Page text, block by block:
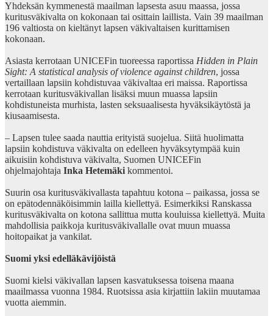
Yhdeksän kymmenestä maailman lapsesta asuu maassa, jossa
kuritusväkivalta on kokonaan tai osittain laillista. Vain 39 maailman
196 valtiosta on kieltänyt lapsen väkivaltaisen kurittamisen
kokonaan.
Asiasta kerrotaan UNICEFin tuoreessa raportissa Hidden in Plain
Sight: A statistical analysis of violence against children, jossa
vertaillaan lapsiin kohdistuvaa väkivaltaa eri maissa. Raportissa
kerrotaan kuritusväkivallan lisäksi muun muassa lapsiin
kohdistuneista murhista, lasten seksuaalisesta hyväksikäytöstä ja
kiusaamisesta.
– Lapsen tulee saada nauttia erityistä suojelua. Siitä huolimatta
lapsiin kohdistuva väkivalta on edelleen hyväksytympää kuin
aikuisiin kohdistuva väkivalta, Suomen UNICEFin
ohjelmajohtaja Inka Hetemäki kommentoi.
Suurin osa kuritusväkivallasta tapahtuu kotona – paikassa, jossa se
on epätodennäköisimmin lailla kiellettyä. Esimerkiksi Ranskassa
kuritusväkivalta on kotona sallittua mutta kouluissa kiellettyä. Muita
mahdollisia paikkoja kuritusväkivallalle ovat muun muassa
hoitopaikat ja vankilat.
Suomi yksi edelläkävijöistä
Suomi kielsi väkivallan lapsen kasvatuksessa toisena maana
maailmassa vuonna 1984. Ruotsissa asia kirjattiin lakiin muutamaa
vuotta aiemmin.